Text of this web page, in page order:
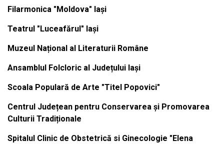
Filarmonica "Moldova" Iași
Teatrul "Luceafărul" Iași
Muzeul Național al Literaturii Române
Ansamblul Folcloric al Județului Iași
Scoala Populară de Arte "Titel Popovici"
Centrul Județean pentru Conservarea și Promovarea
Culturii Tradiționale
Spitalul Clinic de Obstetrică si Ginecologie "Elena